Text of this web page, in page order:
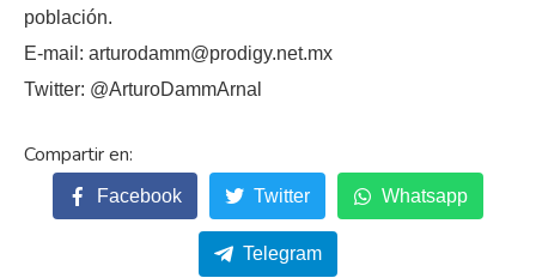
población.
E-mail: arturodamm@prodigy.net.mx
Twitter: @ArturoDammArnal
Facebook Twitter Whatsapp
Telegram